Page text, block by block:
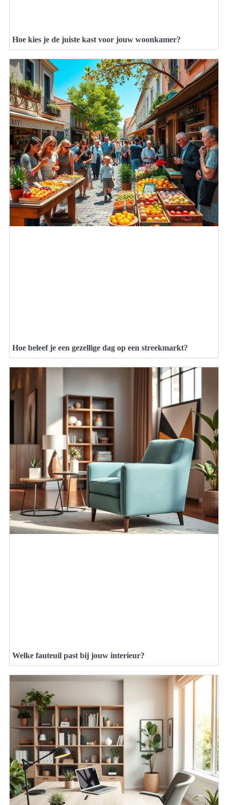
Hoe kies je de juiste kast voor jouw woonkamer?
Hoe beleef je een gezellige dag op een streekmarkt?
Welke fauteuil past bij jouw interieur?